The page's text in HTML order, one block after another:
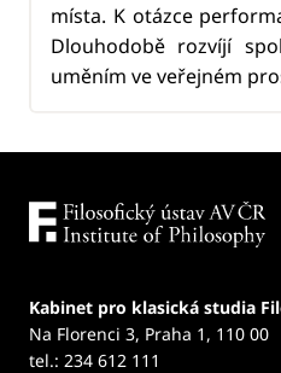
místa. K otázce
Dlouhodobě rozvíjí
uměním ve veřejném
Kabinet pro klasická studia
Na Florenci 3, Praha 1, 110 00
tel.: 234 612 111